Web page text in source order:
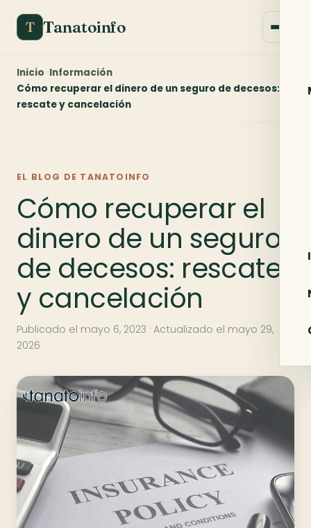
T Tanatoinfo
Inicio Información
Cómo recuperar el dinero de un seguro de decesos:
rescate y cancelación
EL BLOG DE TANATOINFO
Cómo recuperar el
dinero de un seguro
de decesos: rescate
y cancelación
Publicado el mayo 6, 2023 · Actualizado el mayo 29,
2026